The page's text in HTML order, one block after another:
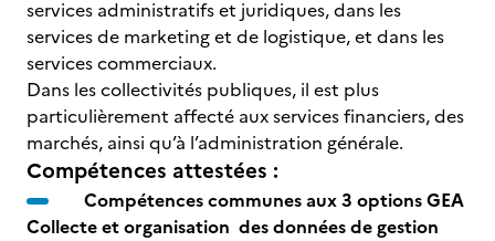
services administratifs et juridiques, dans les
services de marketing et de logistique, et dans les
services commerciaux.
Dans les collectivités publiques, il est plus
particulièrement affecté aux services financiers, des
marchés, ainsi qu’à l’administration générale.
Compétences attestées :
Compétences communes aux 3 options GEA
Collecte et organisation des données de gestion